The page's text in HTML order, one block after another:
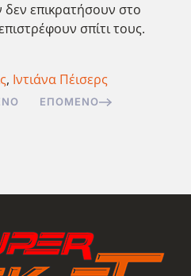
δεν επικρατήσουν στο
σπίτι τους.
, Ιντιάνα Πέισερς
ΕΠΌΜΕΝΟ